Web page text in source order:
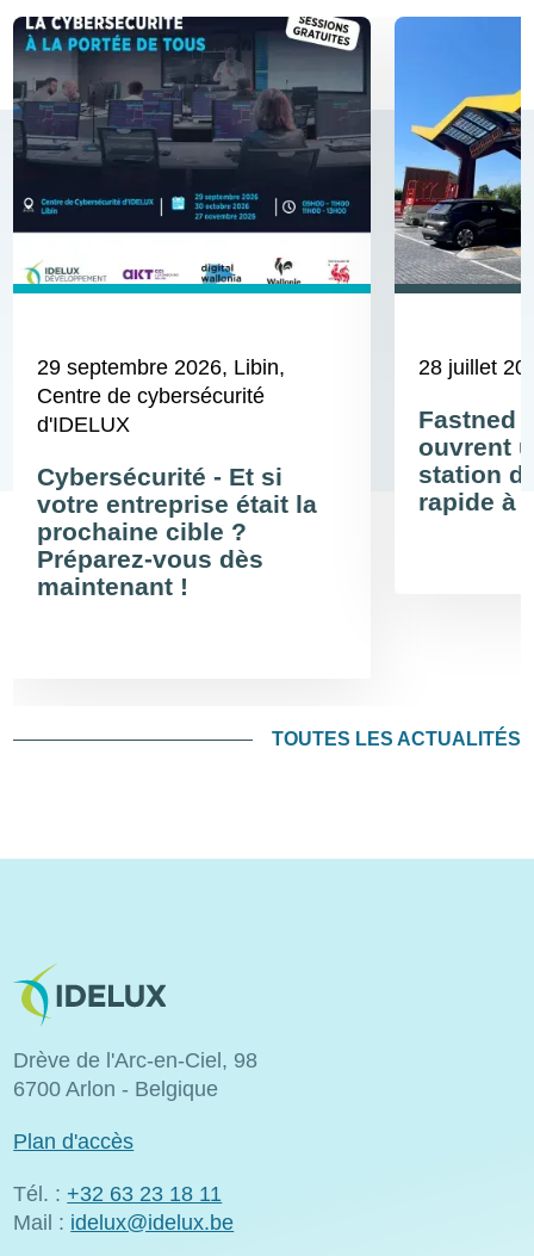
29 septembre 2026, Libin,
Centre de cybersécurité
d'IDELUX
Cybersécurité - Et si
votre entreprise était la
prochaine cible ?
Préparez-vous dès
maintenant !
28 juillet
Fastned
ouvrent
station
rapide à
TOUTES LES ACTUALITÉS
Image
Drève de l'Arc-en-Ciel, 98
6700 Arlon - Belgique
Plan d'accès
Tél. : +32 63 23 18 11
Mail : idelux@idelux.be